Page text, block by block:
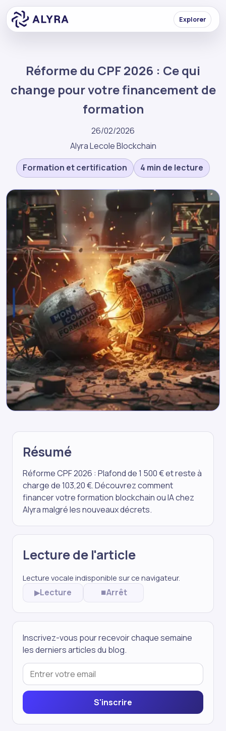
Explorer
Réforme du CPF 2026 : Ce qui
change pour votre financement de
formation
26/02/2026
Alyra Lecole Blockchain
Formation et certification
4 min de lecture
Résumé
Réforme CPF 2026 : Plafond de 1 500 € et reste à
charge de 103,20 €. Découvrez comment
financer votre formation blockchain ou IA chez
Alyra malgré les nouveaux décrets.
Lecture de l'article
Lecture vocale indisponible sur ce navigateur.
▶Lecture ⏹Arrêt
Inscrivez-vous pour recevoir chaque semaine
les derniers articles du blog.
S'inscrire